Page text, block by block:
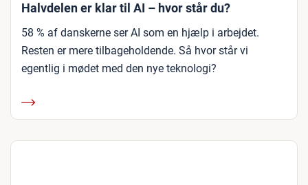
Halvdelen er klar til AI – hvor står du?
58 % af danskerne ser AI som en hjælp i arbejdet.
Resten er mere tilbageholdende. Så hvor står vi
egentlig i mødet med den nye teknologi?